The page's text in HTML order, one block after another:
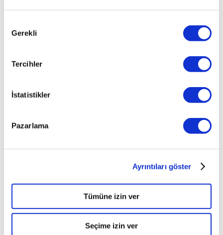
Seçimi
Gerekli
Tercihler
İstatistikler
Pazarlama
Ayrıntıları göster
Tümüne izin ver
Seçime izin ver